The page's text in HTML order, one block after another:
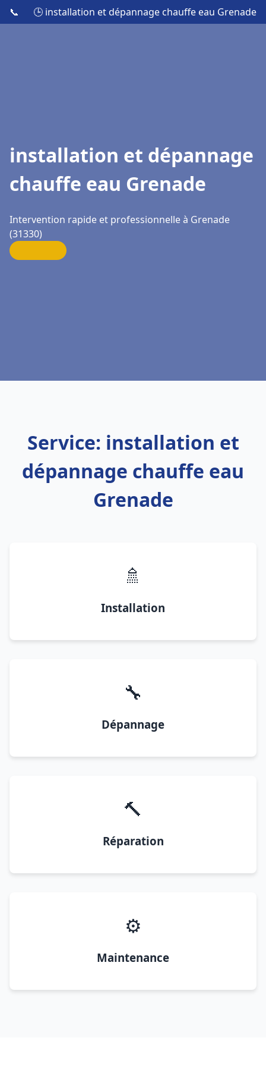
📞 🕒 installation et dépannage chauffe eau Grenade
installation et dépannage
chauffe eau Grenade
Intervention rapide et professionnelle à Grenade
(31330)
Service: installation et
dépannage chauffe eau
Grenade
🚿
Installation
🔧
Dépannage
🔨
Réparation
⚙️
Maintenance